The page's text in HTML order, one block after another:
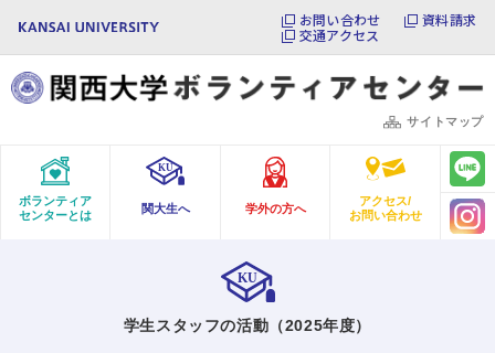
お問い合わせ
資料請求
交通アクセス
サイトマップ
ボランティア
センターとは
関大生へ 学外の方へ
アクセス/
お問い合わせ
学生スタッフの活動（2025年度）